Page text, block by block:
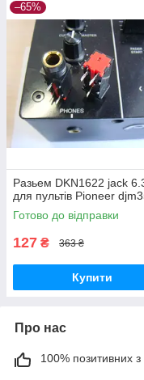
–65%
Разьем DKN1622 jack
для пультів Pioneer
Готово до відправки
127 ₴ 363 ₴
Купити
Про нас
100% позитивних з